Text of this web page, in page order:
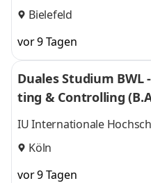
Bielefeld
vor 9 Tagen
Duales Studium BWL
ting & Controlling
uell
IU Internationale
Köln
vor 9 Tagen